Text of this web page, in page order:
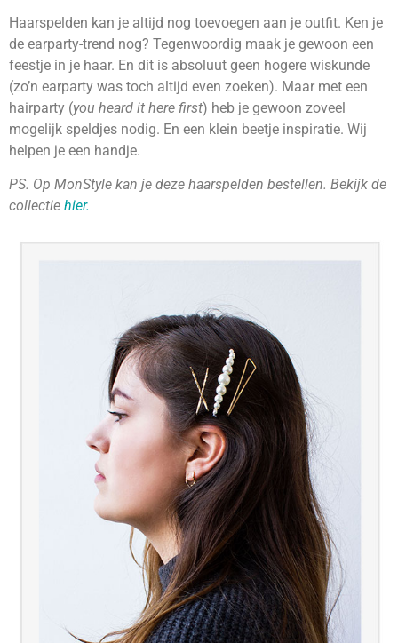
Haarspelden kan je altijd nog toevoegen aan je outfit. Ken je
de earparty-trend nog? Tegenwoordig maak je gewoon een
feestje in je haar. En dit is absoluut geen hogere wiskunde
(zo’n earparty was toch altijd even zoeken). Maar met een
hairparty (you heard it here first) heb je gewoon zoveel
mogelijk speldjes nodig. En een klein beetje inspiratie. Wij
helpen je een handje.
PS. Op MonStyle kan je deze haarspelden bestellen. Bekijk de
collectie hier.